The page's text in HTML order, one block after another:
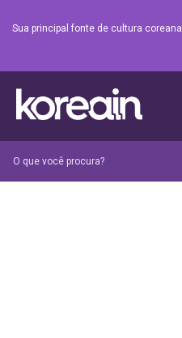
Sua principal fonte de cultura